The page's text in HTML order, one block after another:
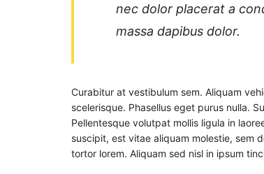
nec dolor placerat a
massa dapibus dolor.
Curabitur at vestibulum sem. Aliquam
scelerisque. Phasellus eget purus nulla.
Pellentesque volutpat mollis ligula in
suscipit, est vitae aliquam molestie, sem
tortor lorem. Aliquam sed nisl in ipsum